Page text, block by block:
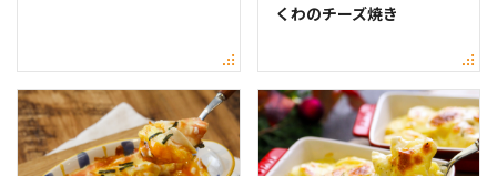
くわのチーズ焼き